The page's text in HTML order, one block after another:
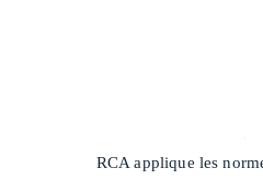
RCA applique les